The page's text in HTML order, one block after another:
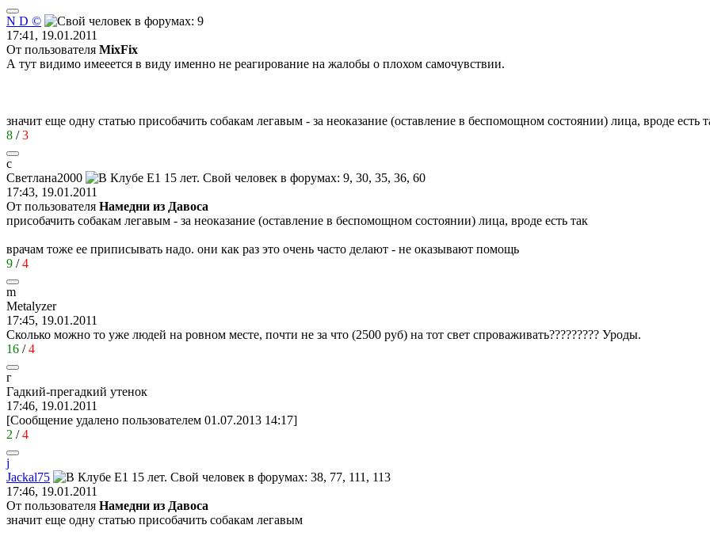
N D ©
17:41, 19.01.2011
От пользователя MixFix
А тут видимо имееется в виду именно не реагирование на жалобы о плохом самочувствии.
значит еще одну статью присобачить собакам легавым - за неоказание (оставление в беспомощном состоянии) лица, вроде есть
8 /3
с
Светлaна2000
17:43, 19.01.2011
От пользователя Намедни из Давоса
присобачить собакам легавым - за неоказание (оставление в беспомощном состоянии) лица, вроде есть так
врачам тоже ее приписывать надо. они как раз это очень часто делают - не оказывают помощь
9 /4
m
Metalyzer
17:45, 19.01.2011
Сколько можно то уже людей на ровном месте, почти не за что (2500 руб) на тот свет спроваживать????????? Уроды.
16 /4
г
Гадкий-прегадкий утенок
17:46, 19.01.2011
[Сообщение удалено пользователем 01.07.2013 14:17]
2 /4
j
Jackal75
17:46, 19.01.2011
От пользователя Намедни из Давоса
значит еще одну статью присобачить собакам легавым